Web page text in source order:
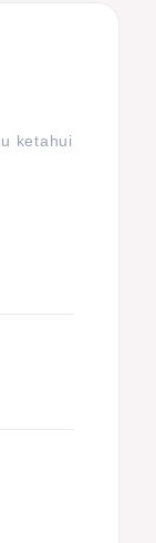
ketahui